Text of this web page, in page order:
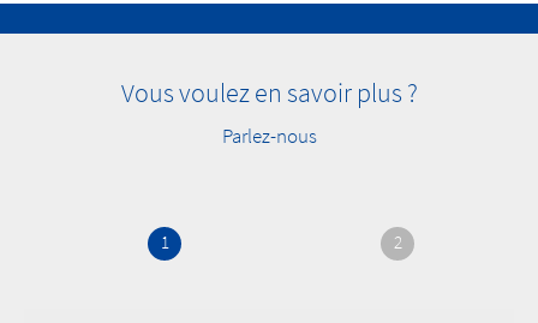
Vous voulez en savoir plus ?
Parlez-nous
1 2